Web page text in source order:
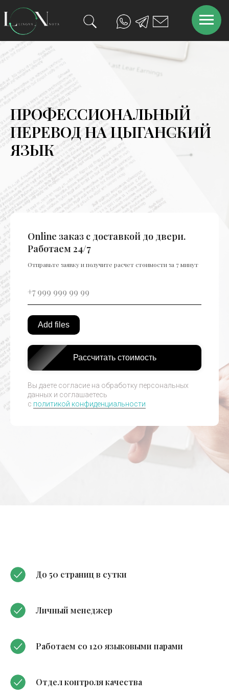
ПРОФЕССИОНАЛЬНЫЙ
ПЕРЕВОД НА ЦЫГАНСКИЙ
ЯЗЫК
Online заказ с доставкой до двери.
Работаем 24/7
Отправьте заявку и получите расчет стоимости за 7 минут
Add files
Рассчитать стоимость
Вы даете согласие на обработку персональных
данных и соглашаетесь
c политикой конфиденциальности
До 50 страниц в сутки
Личный менеджер
Работаем со 120 языковыми парами
Отдел контроля качества